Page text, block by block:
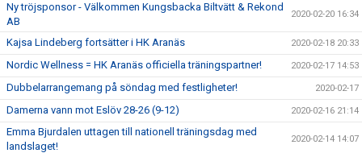
Ny tröjsponsor - Välkommen Kungsbacka Biltvätt & Rekond
AB
2020-02-20 16:34
Kajsa Lindeberg fortsätter i HK Aranäs 2020-02-18 20:33
Nordic Wellness = HK Aranäs officiella träningspartner! 2020-02-17 14:53
Dubbelarrangemang på söndag med festligheter! 2020-02-17
Damerna vann mot Eslöv 28-26 (9-12) 2020-02-16 21:14
Emma Bjurdalen uttagen till nationell träningsdag med
landslaget!
2020-02-14 14:07